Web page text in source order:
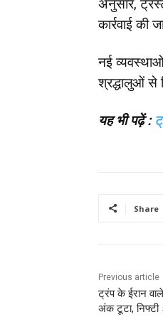
अनुसार,
कार्रवाई
नई व्यवस्थाओं
श्रद्धालुओं से
यह भी पढ़ें :
Share
Previous article
ट्रंप के ईरान
अंक टूटा,